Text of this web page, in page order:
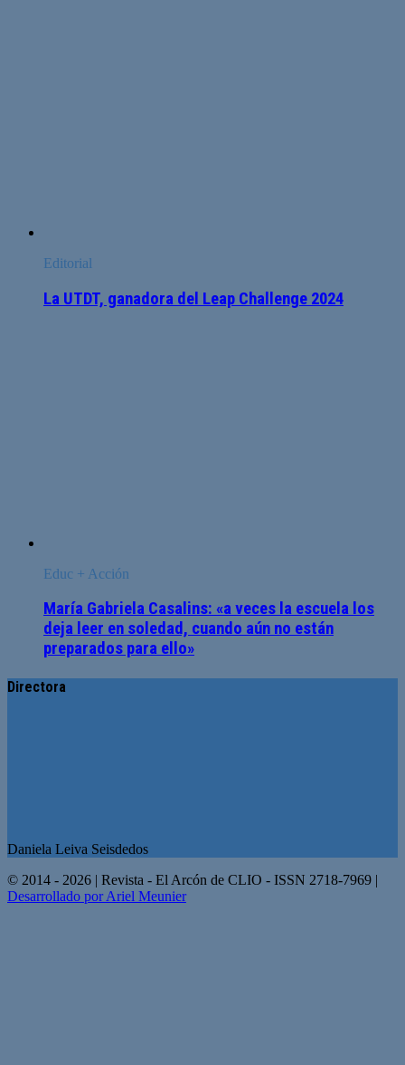
Editorial
La UTDT, ganadora del Leap Challenge 2024
Educ + Acción
María Gabriela Casalins: «a veces la escuela los
deja leer en soledad, cuando aún no están
preparados para ello»
Directora
Daniela Leiva Seisdedos
© 2014 - 2026 | Revista - El Arcón de CLIO - ISSN 2718-7969 |
Desarrollado por Ariel Meunier